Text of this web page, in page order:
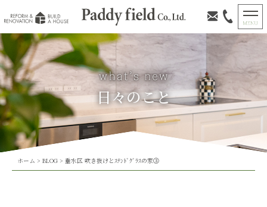
日々のこと
ホーム > BLOG> 垂水区 吹き抜けとｽﾃﾝﾄﾞｸﾞﾗｽの家③